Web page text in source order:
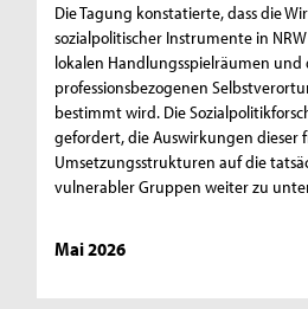
Die Tagung konstatierte, dass die
sozialpolitischer Instrumente in
lokalen Handlungsspielräumen und
professionsbezogenen
bestimmt wird. Die
gefordert, die Auswirkungen dieser
Umsetzungsstrukturen auf die
vulnerabler Gruppen weiter zu
Mai 2026